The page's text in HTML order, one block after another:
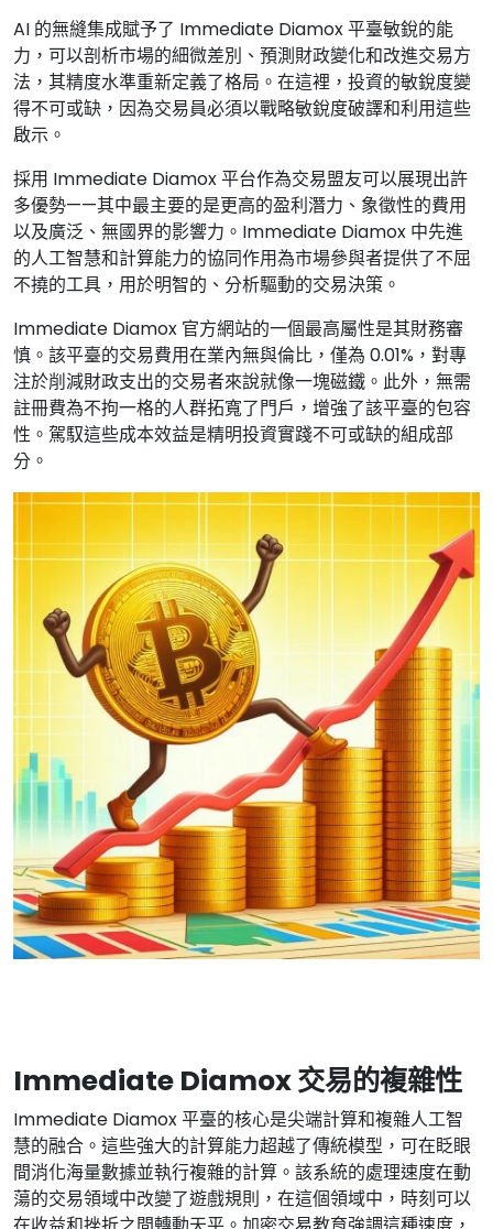
AI 的無縫集成賦予了 Immediate Diamox 平臺敏銳的能
力，可以剖析市場的細微差別、預測財政變化和改進交易方
法，其精度水準重新定義了格局。在這裡，投資的敏銳度變
得不可或缺，因為交易員必須以戰略敏銳度破譯和利用這些
啟示。
採用 Immediate Diamox 平台作為交易盟友可以展現出許
多優勢——其中最主要的是更高的盈利潛力、象徵性的費用
以及廣泛、無國界的影響力。Immediate Diamox 中先進
的人工智慧和計算能力的協同作用為市場參與者提供了不屈
不撓的工具，用於明智的、分析驅動的交易決策。
Immediate Diamox 官方網站的一個最高屬性是其財務審
慎。該平臺的交易費用在業內無與倫比，僅為 0.01%，對專
注於削減財政支出的交易者來說就像一塊磁鐵。此外，無需
註冊費為不拘一格的人群拓寬了門戶，增強了該平臺的包容
性。駕馭這些成本效益是精明投資實踐不可或缺的組成部
分。
Immediate Diamox 交易的複雜性
Immediate Diamox 平臺的核心是尖端計算和複雜人工智
慧的融合。這些強大的計算能力超越了傳統模型，可在眨眼
間消化海量數據並執行複雜的計算。該系統的處理速度在動
蕩的交易領域中改變了遊戲規則，在這個領域中，時刻可以